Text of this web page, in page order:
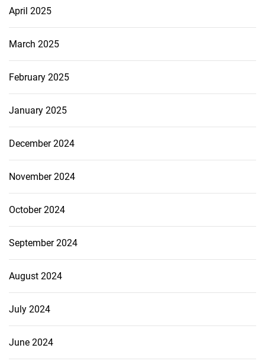
April 2025
March 2025
February 2025
January 2025
December 2024
November 2024
October 2024
September 2024
August 2024
July 2024
June 2024